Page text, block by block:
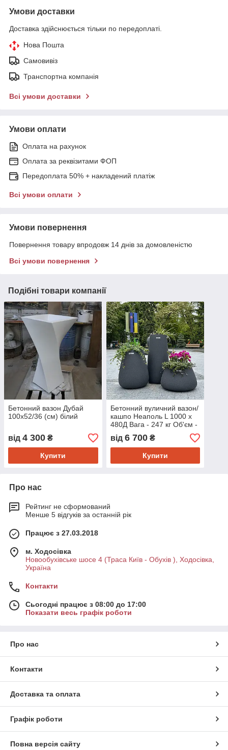
Умови доставки
Доставка здійснюється тільки по передоплаті.
Нова Пошта
Самовивіз
Транспортна компанія
Всі умови доставки
Умови оплати
Оплата на рахунок
Оплата за реквізитами ФОП
Передоплата 50% + накладений платіж
Всі умови оплати
Умови повернення
Повернення товару впродовж 14 днів за домовленістю
Всі умови повернення
Подібні товари компанії
Бетонний вазон Дубай
100х52/36 (см) білий
від 4 300 ₴
Купити
Бетонний вуличний вазон/
кашпо Неаполь L 1000 х
480Д Вага - 247 кг Об'єм -
50 л.
від 6 700₴
Купити
Про нас
Рейтинг не сформований
Менше 5 відгуків за останній рік
Працює з 27.03.2018
м. Ходосівка
Новообухівське шосе 4 (Траса Київ - Обухів ), Ходосівка,
Україна
Контакти
Сьогодні працює з 08:00 до 17:00
Показати весь графік роботи
Про нас
Контакти
Доставка та оплата
Графік роботи
Повна версія сайту